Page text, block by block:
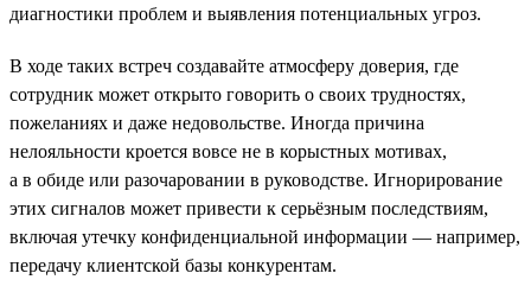
диагностики проблем и выявления потенциальных угроз.
В ходе таких встреч создавайте атмосферу доверия, где
сотрудник может открыто говорить о своих трудностях,
пожеланиях и даже недовольстве. Иногда причина
нелояльности кроется вовсе не в корыстных мотивах,
а в обиде или разочаровании в руководстве. Игнорирование
этих сигналов может привести к серьёзным последствиям,
включая утечку конфиденциальной информации — например,
передачу клиентской базы конкурентам.